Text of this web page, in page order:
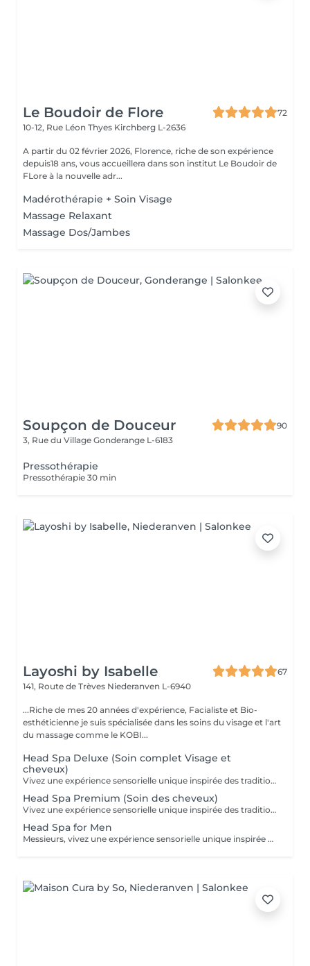
Le Boudoir de Flore
72
10-12, Rue Léon Thyes Kirchberg L-2636
A partir du 02 février 2026, Florence, riche de son expérience
depuis18 ans, vous accueillera dans son institut Le Boudoir de
FLore à la nouvelle adr...
Madérothérapie + Soin Visage
Massage Relaxant
Massage Dos/Jambes
Soupçon de Douceur
90
3, Rue du Village Gonderange L-6183
Pressothérapie
Pressothérapie 30 min
Layoshi by Isabelle
67
141, Route de Trèves Niederanven L-6940
...Riche de mes 20 années d'expérience, Facialiste et Bio-
esthéticienne je suis spécialisée dans les soins du visage et l'art
du massage comme le KOBI...
Head Spa Deluxe (Soin complet Visage et
cheveux)
Vivez une expérience sensorielle unique inspirée des traditions anciennes japonaises dédiées au soin du corps et à l'apaisement de l'esprit. Le Head Spa combine soin des cheveux et du visage pour améliorer la revitalisation du cuir chevelu tout en favorisant la réduction du stress et la relaxation générale: - Démaquillage du visage - Massage du visage manuel "coup d'éclat" - Massage manuel des épaules, de la nuque et du cuir chevelu à l'huile précieuse et utilisation de différents outils - Fontaine d'eau chaude - Masque visage hydratant - Shampoing - Masque capillaire sous bain de vapeur + sérum - Massage des mains et des bras. - Crème + Sérum visage hydradants - Séchage des cheveux (15 minutes)
Head Spa Premium (Soin des cheveux)
Vivez une expérience sensorielle unique inspirée des traditions anciennes japonaises dédiées au soin du corps et à l'apaisement de l'esprit. Le Head Spa combine soin des cheveux et du visage pour améliorer la revitalisation du cuir chevelu tout en favorisant la réduction du stress et la relaxation générale: - Démaquillage du visage - Massage manuel des épaules, de la nuque et du cuir chevelu à l'huile précieuse et utilisation de différents outils - Fontaine d'eau chaude - Shampoing - Masque capillaire sous bain de vapeur + sérum - Massage des mains et des bras. - Séchage des cheveux (15 minutes)
Head Spa for Men
Messieurs, vivez une expérience sensorielle unique inspirée des traditions anciennes japonaises dédiées au soin du corps et à l'apaisement de l'esprit adapté à votre peau. Le Head Spa combine soin des cheveux et du visage pour améliorer la revitalisation du cuir chevelu tout en favorisant la réduction du stress et la relaxation générale: - Soin du visage (nettoyage, massage, masque et/ou soin de la barbe) - Massage manuel des épaules, de la nuque et du cuir chevelu à l'huile précieuse et utilisation de différents outils - Fontaine d'eau chaude - Shampoing - Sérum capillaire - Séchage des cheveux